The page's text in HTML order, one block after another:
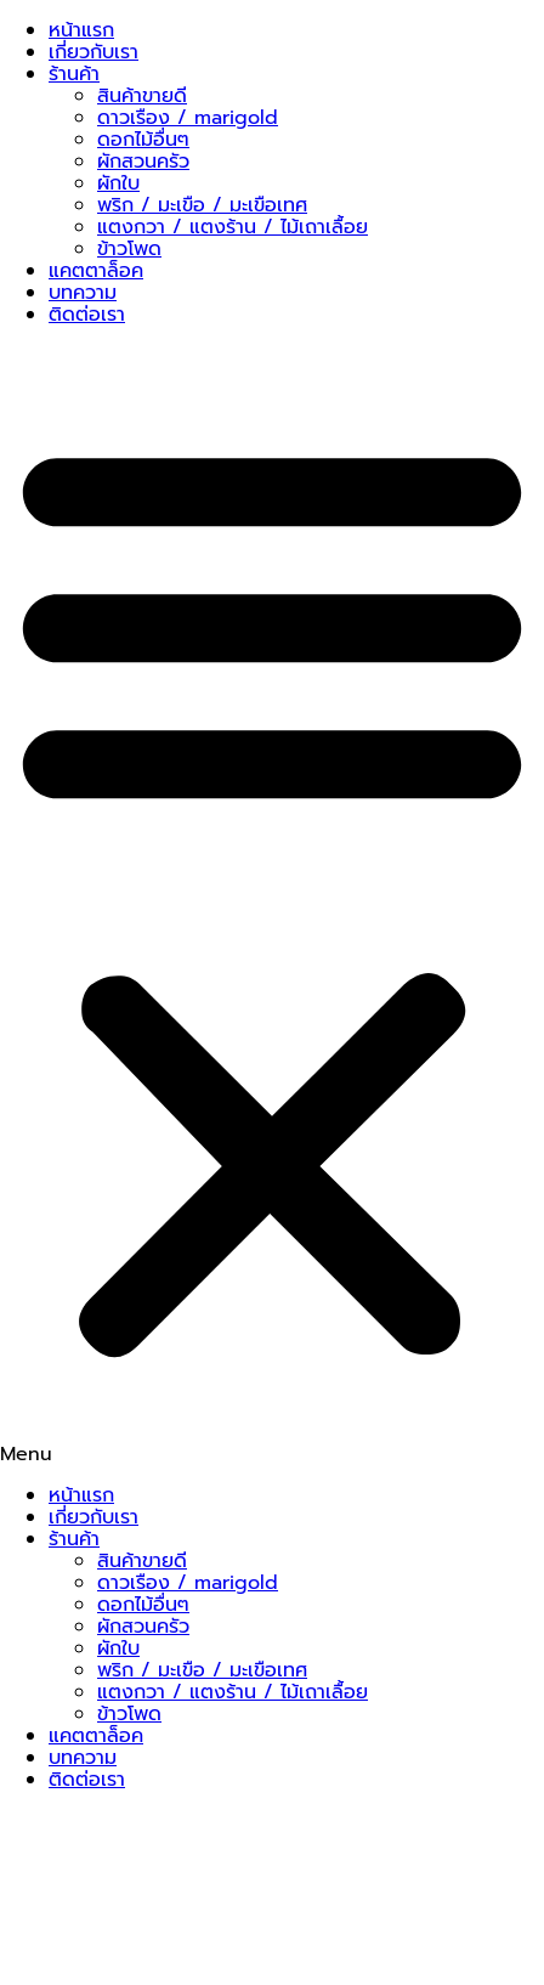
Skip
content
หน้าแรก
เกี่ยวกับเรา
ร้านค้า
สินค้าขายดี
ดาวเรือง / marigold
ดอกไม้อื่นๆ
ผักสวนครัว
ผักใบ
พริก / มะเขือ / มะเขือเทศ
แตงกวา / แตงร้าน / ไม้เถาเลื้อย
ข้าวโพด
แคตตาล็อค
บทความ
ติดต่อเรา
Menu
หน้าแรก
เกี่ยวกับเรา
ร้านค้า
สินค้าขายดี
ดาวเรือง / marigold
ดอกไม้อื่นๆ
ผักสวนครัว
ผักใบ
พริก / มะเขือ / มะเขือเทศ
แตงกวา / แตงร้าน / ไม้เถาเลื้อย
ข้าวโพด
แคตตาล็อค
บทความ
ติดต่อเรา